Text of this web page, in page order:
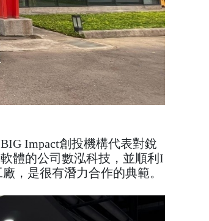
Impact創投機構代表對銳
體的公司數泓科技，並順利I
，是很有潛力合作的典範。